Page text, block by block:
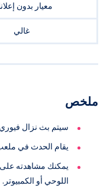
معيار بدون
غالي
ملخص
سيتم بث نزال
يقام الحدث في
يمكنك مشاهدته على
اللوحي أو الكمبيوتر.